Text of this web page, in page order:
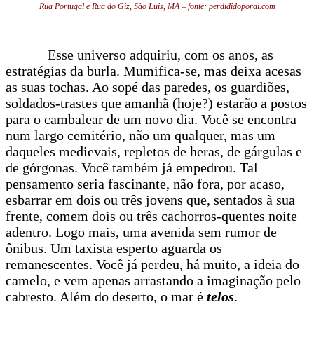
Rua Portugal e Rua do Giz, São Luis, MA – fonte: perdididoporai.com
Esse universo adquiriu, com os anos, as
estratégias da burla. Mumifica-se, mas deixa acesas
as suas tochas. Ao sopé das paredes, os guardiões,
soldados-trastes que amanhã (hoje?) estarão a postos
para o cambalear de um novo dia. Você se encontra
num largo cemitério, não um qualquer, mas um
daqueles medievais, repletos de heras, de gárgulas e
de górgonas. Você também já empedrou. Tal
pensamento seria fascinante, não fora, por acaso,
esbarrar em dois ou três jovens que, sentados à sua
frente, comem dois ou três cachorros-quentes noite
adentro. Logo mais, uma avenida sem rumor de
ônibus. Um taxista esperto aguarda os
remanescentes. Você já perdeu, há muito, a ideia do
camelo, e vem apenas arrastando a imaginação pelo
cabresto. Além do deserto, o mar é telos.